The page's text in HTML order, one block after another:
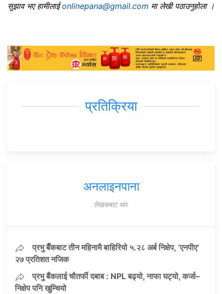
सुझाव भए हामीलाईonlinepana@gmail.com मा लेखी पठाउनुहोला ।
प्रतिक्रिया
अनलाइनपाना
लेखकबाट थप
प्रभु बैँकबाट तीन महिनामै बाहिरियो ५.२८ अर्ब निक्षेप, ‘एनपीए’
२७ प्रतिशत नजिक
प्रभु बैंकलाई चौतर्फी दबाब : NPL बढ्यो, नाफा घट्यो, कर्जा–
निक्षेप पनि खुम्चियो